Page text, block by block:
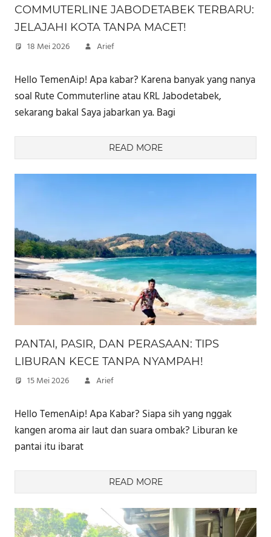
COMMUTERLINE JABODETABEK TERBARU:
JELAJAHI KOTA TANPA MACET!
18 Mei 2026 Arief
Hello TemenAip! Apa kabar? Karena banyak yang nanya
soal Rute Commuterline atau KRL Jabodetabek,
sekarang bakal Saya jabarkan ya. Bagi
READ MORE
PANTAI, PASIR, DAN PERASAAN: TIPS
LIBURAN KECE TANPA NYAMPAH!
15 Mei 2026 Arief
Hello TemenAip! Apa Kabar? Siapa sih yang nggak
kangen aroma air laut dan suara ombak? Liburan ke
pantai itu ibarat
READ MORE